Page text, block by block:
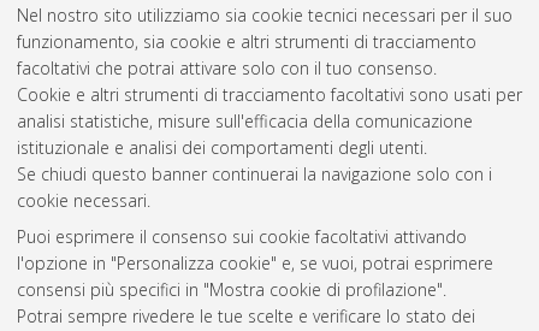
Nel nostro sito utilizziamo sia cookie tecnici necessari per il suo
funzionamento, sia cookie e altri strumenti di tracciamento
facoltativi che potrai attivare solo con il tuo consenso.
Cookie e altri strumenti di tracciamento facoltativi sono usati per
analisi statistiche, misure sull'efficacia della comunicazione
istituzionale e analisi dei comportamenti degli utenti.
Se chiudi questo banner continuerai la navigazione solo con i
cookie necessari.
Puoi esprimere il consenso sui cookie facoltativi attivando
l'opzione in "Personalizza cookie" e, se vuoi, potrai esprimere
consensi più specifici in "Mostra cookie di profilazione".
Potrai sempre rivedere le tue scelte e verificare lo stato dei
Vedi altre statistiche
Gestione del documento:
Atom
AMS Acta
ISSN: 2038-7954
re3data.org -